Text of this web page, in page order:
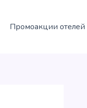
Промоакции отелей